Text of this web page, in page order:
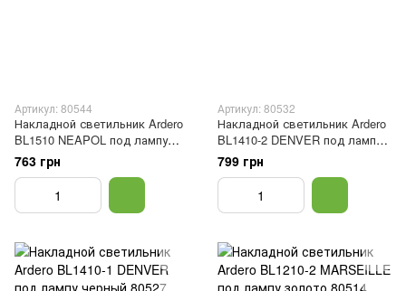
Артикул: 80544
Накладной светильник Ardero
BL1510 NEAPOL под лампу
золото белый
763 грн
Артикул: 80532
Накладной светильник Ardero
BL1410-2 DENVER под лампу
белый
799 грн